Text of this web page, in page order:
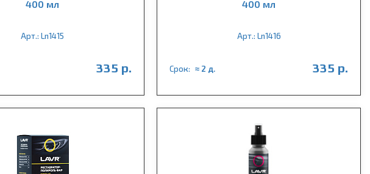
400 мл
Арт.: Ln1415
335 р.
400 мл
Арт.: Ln1416
Срок: ≈ 2 д. 335 р.